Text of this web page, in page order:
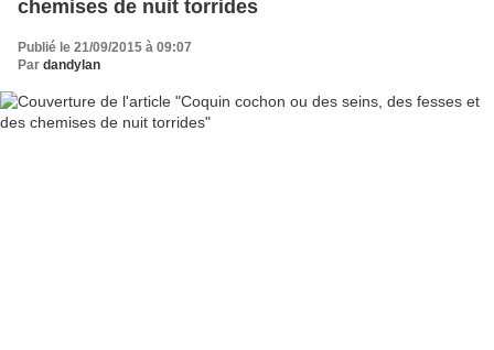
chemises de nuit torrides
Publié le 21/09/2015 à 09:07
Par dandylan